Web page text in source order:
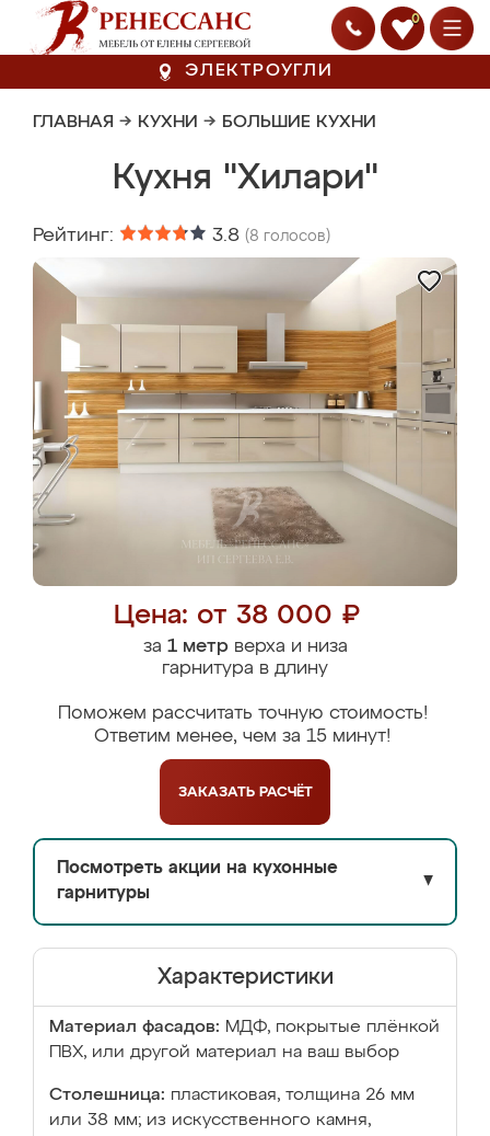
0
ЭЛЕКТРОУГЛИ
ГЛАВНАЯ → КУХНИ → БОЛЬШИЕ КУХНИ
Кухня "Хилари"
Рейтинг: 3.8 (8 голосов)
Цена: от 38 000 ₽
за 1 метрверха и низа
гарнитура в длину
Поможем рассчитать точную стоимость!
Ответим менее, чем за 15 минут!
ЗАКАЗАТЬ РАСЧЁТ
Посмотреть акции на кухонные
гарнитуры
▼
Характеристики
Материал фасадов: МДФ, покрытые плёнкой
ПВХ, или другой материал на ваш выбор
Столешница: пластиковая, толщина 26 мм
или 38 мм; из искусственного камня,